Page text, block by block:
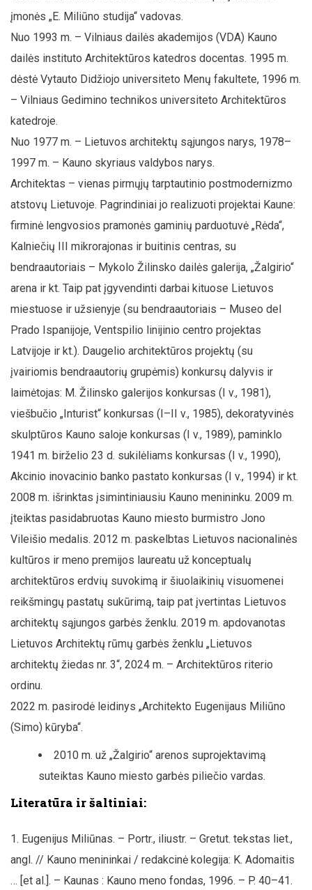
įmonės „E. Miliūno studija“ vadovas.
Nuo 1993 m. – Vilniaus dailės akademijos (VDA) Kauno
dailės instituto Architektūros katedros docentas. 1995 m.
dėstė Vytauto Didžiojo universiteto Menų fakultete, 1996 m.
– Vilniaus Gedimino technikos universiteto Architektūros
katedroje.
Nuo 1977 m. – Lietuvos architektų sąjungos narys, 1978–
1997 m. – Kauno skyriaus valdybos narys.
Architektas – vienas pirmųjų tarptautinio postmodernizmo
atstovų Lietuvoje. Pagrindiniai jo realizuoti projektai Kaune:
firminė lengvosios pramonės gaminių parduotuvė „Rėda“,
Kalniečių III mikrorajonas ir buitinis centras, su
bendraautoriais – Mykolo Žilinsko dailės galerija, „Žalgirio“
arena ir kt. Taip pat įgyvendinti darbai kituose Lietuvos
miestuose ir užsienyje (su bendraautoriais – Museo del
Prado Ispanijoje, Ventspilio linijinio centro projektas
Latvijoje ir kt.). Daugelio architektūros projektų (su
įvairiomis bendraautorių grupėmis) konkursų dalyvis ir
laimėtojas: M. Žilinsko galerijos konkursas (I v., 1981),
viešbučio „Inturist“ konkursas (I–II v., 1985), dekoratyvinės
skulptūros Kauno saloje konkursas (I v., 1989), paminklo
1941 m. birželio 23 d. sukilėliams konkursas (I v., 1990),
Akcinio inovacinio banko pastato konkursas (I v., 1994) ir kt.
2008 m. išrinktas įsimintiniausiu Kauno menininku. 2009 m.
įteiktas pasidabruotas Kauno miesto burmistro Jono
Vileišio medalis. 2012 m. paskelbtas Lietuvos nacionalinės
kultūros ir meno premijos laureatu už konceptualų
architektūros erdvių suvokimą ir šiuolaikinių visuomenei
reikšmingų pastatų sukūrimą, taip pat įvertintas Lietuvos
architektų sąjungos garbės ženklu. 2019 m. apdovanotas
Lietuvos Architektų rūmų garbės ženklu „Lietuvos
architektų žiedas nr. 3“, 2024 m. – Architektūros riterio
ordinu.
2022 m. pasirodė leidinys „Architekto Eugenijaus Miliūno
(Simo) kūryba“.
2010 m. už „Žalgirio“ arenos suprojektavimą
suteiktas Kauno miesto garbės piliečio vardas.
Literatūra ir šaltiniai:
Eugenijus Miliūnas. – Portr., iliustr. – Gretut. tekstas liet.,
angl. // Kauno menininkai / redakcinė kolegija: K. Adomaitis
… [et al.]. – Kaunas : Kauno meno fondas, 1996. – P. 40–41.